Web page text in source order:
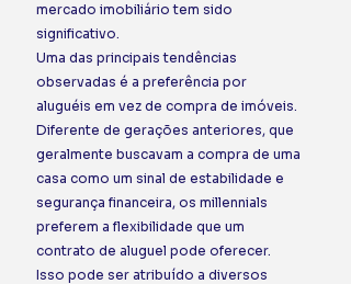
mercado imobiliário tem sido
significativo.
Uma das principais tendências
observadas é a preferência por
aluguéis em vez de compra de imóveis.
Diferente de gerações anteriores, que
geralmente buscavam a compra de uma
casa como um sinal de estabilidade e
segurança financeira, os millennials
preferem a flexibilidade que um
contrato de aluguel pode oferecer.
Isso pode ser atribuído a diversos